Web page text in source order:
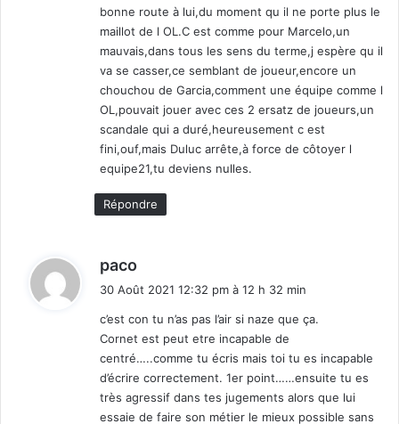
bonne route à lui,du moment qu il ne porte plus le
maillot de l OL.C est comme pour Marcelo,un
mauvais,dans tous les sens du terme,j espère qu il
va se casser,ce semblant de joueur,encore un
chouchou de Garcia,comment une équipe comme l
OL,pouvait jouer avec ces 2 ersatz de joueurs,un
scandale qui a duré,heureusement c est
fini,ouf,mais Duluc arrête,à force de côtoyer l
equipe21,tu deviens nulles.
Répondre
paco
30 Août 2021 12:32 pm à 12 h 32 min
c’est con tu n’as pas l’air si naze que ça.
Cornet est peut etre incapable de
centré…..comme tu écris mais toi tu es incapable
d’écrire correctement. 1er point……ensuite tu es
très agressif dans tes jugements alors que lui
essaie de faire son métier le mieux possible sans